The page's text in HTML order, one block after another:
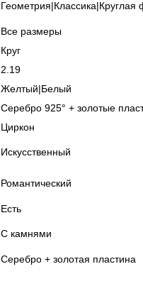
Геометрия|Классика|Круглая
Все размеры
Круг
2.19
Желтый|Белый
Серебро 925° + золотые
Циркон
Искусственный
Романтический
Есть
С камнями
Серебро + золотая пластина